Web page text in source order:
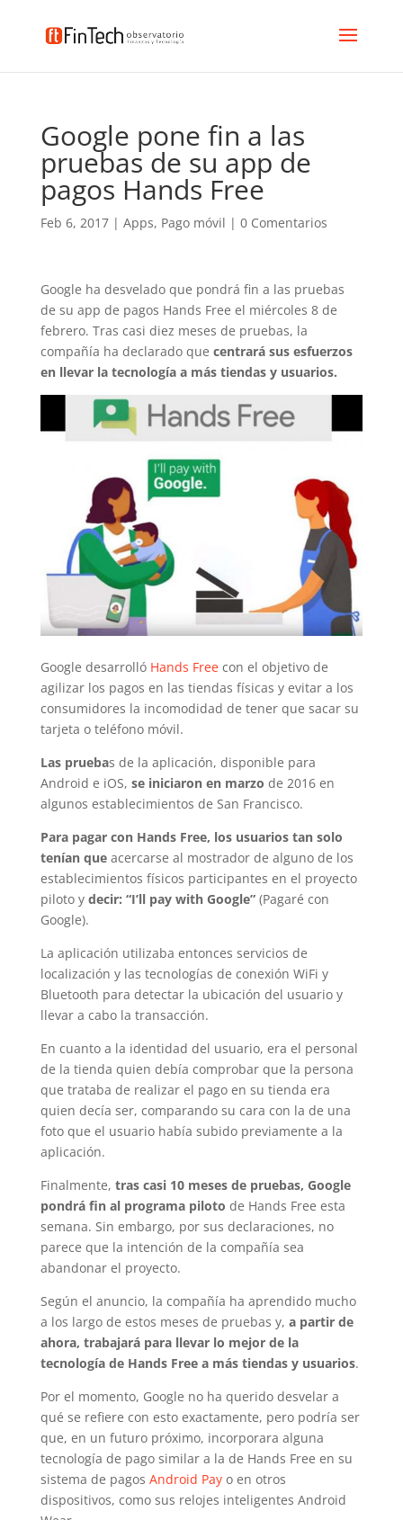
Google pone fin a las
pruebas de su app de
pagos Hands Free
Feb 6, 2017| Apps, Pago móvil | 0 Comentarios
Google ha desvelado que pondrá fin a las pruebas
de su app de pagos Hands Free el miércoles 8 de
febrero. Tras casi diez meses de pruebas, la
compañía ha declarado que centrará sus esfuerzos
en llevar la tecnología a más tiendas y usuarios.
Google desarrolló Hands Freecon el objetivo de
agilizar los pagos en las tiendas físicas y evitar a los
consumidores la incomodidad de tener que sacar su
tarjeta o teléfono móvil.
Las pruebas de la aplicación, disponible para
Android e iOS, se iniciaron en marzo de 2016 en
algunos establecimientos de San Francisco.
Para pagar con Hands Free, los usuarios tan solo
tenían queacercarse al mostrador de alguno de los
establecimientos físicos participantes en el proyecto
piloto y decir: “I’ll pay with Google”(Pagaré con
Google).
La aplicación utilizaba entonces servicios de
localización y las tecnologías de conexión WiFi y
Bluetooth para detectar la ubicación del usuario y
llevar a cabo la transacción.
En cuanto a la identidad del usuario, era el personal
de la tienda quien debía comprobar que la persona
que trataba de realizar el pago en su tienda era
quien decía ser, comparando su cara con la de una
foto que el usuario había subido previamente a la
aplicación.
Finalmente, tras casi 10 meses de pruebas, Google
pondrá fin al programa piloto de Hands Free esta
semana. Sin embargo, por sus declaraciones, no
parece que la intención de la compañía sea
abandonar el proyecto.
Según el anuncio, la compañía ha aprendido mucho
a los largo de estos meses de pruebas y, a partir de
ahora, trabajará para llevar lo mejor de la
tecnología de Hands Free a más tiendas y usuarios.
Por el momento, Google no ha querido desvelar a
qué se refiere con esto exactamente, pero podría ser
que, en un futuro próximo, incorporara alguna
tecnología de pago similar a la de Hands Free en su
sistema de pagos Android Payo en otros
dispositivos, como sus relojes inteligentes Android